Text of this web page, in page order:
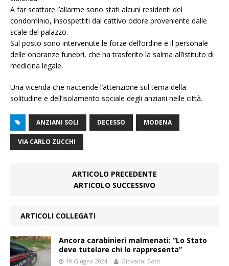
A far scattare l’allarme sono stati alcuni residenti del
condominio, insospettiti dal cattivo odore proveniente dalle
scale del palazzo.
Sul posto sono intervenute le forze dell’ordine e il personale
delle onoranze funebri, che ha trasferito la salma all’istituto di
medicina legale.
Una vicenda che riaccende l’attenzione sul tema della
solitudine e dell’isolamento sociale degli anziani nelle città.
ANZIANI SOLI DECESSO MODENA
VIA CARLO ZUCCHI
ARTICOLO PRECEDENTE
ARTICOLO SUCCESSIVO
ARTICOLI COLLEGATI
Ancora carabinieri malmenati: “Lo Stato
deve tutelare chi lo rappresenta”
19 Giugno 2024 Giovanni Botti